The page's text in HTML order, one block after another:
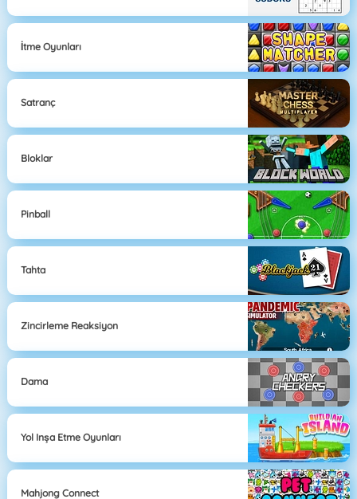
İtme Oyunları
Satranç
Bloklar
Pinball
Tahta
Zincirleme Reaksiyon
Dama
Yol Inşa Etme Oyunları
Mahjong Connect